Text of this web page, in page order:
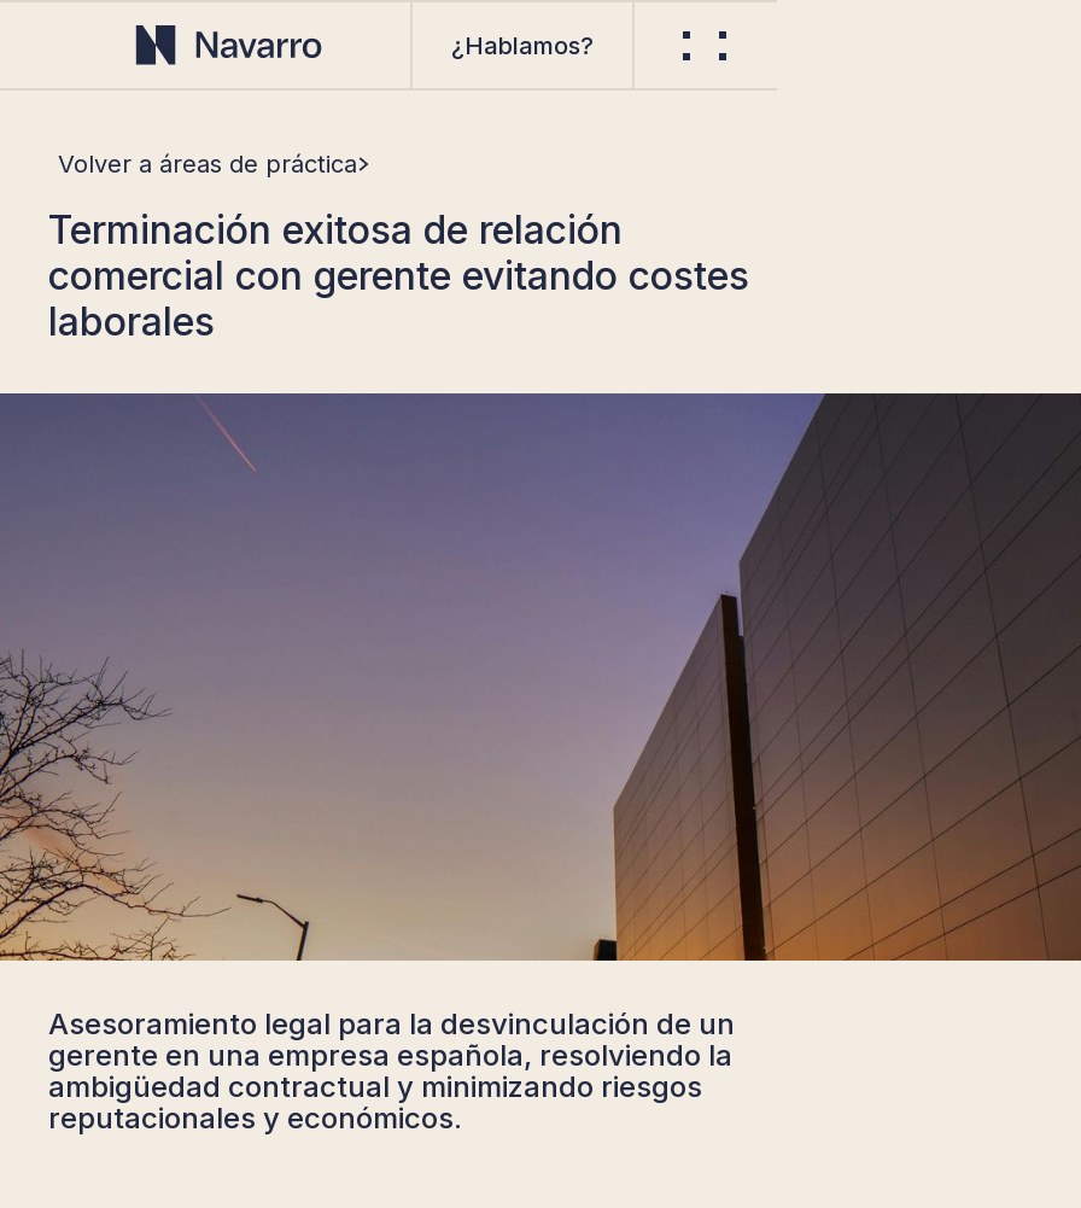
¿Hablamos?
Volver a áreas de práctica
Terminación exitosa de relación
comercial con gerente evitando costes
laborales
Asesoramiento legal para la desvinculación de un
gerente en una empresa española, resolviendo la
ambigüedad contractual y minimizando riesgos
reputacionales y económicos.